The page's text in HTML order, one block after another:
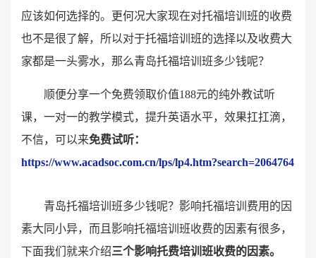
应该如何选择的。更何况大家现在对托福培训班的收费
也不是很了解，所以对于托福培训班的选择以及收费大
家都是一头雾水，那么青岛托福培训班多少钱呢？
顺便分享一个免费领取价值188元的纯外教试听
课，一对一的教学模式，提升英语水平，效果扛扛滴，
不信，可以来免费试听：
https://www.acadsoc.com.cn/lps/lp4.htm?search=2064764
青岛托福培训班多少钱呢？影响托福培训费用的因
素大同小异，而且影响托福培训班收费的因素有很多，
下面我们就来介绍三个影响托费培训班收费的因素。